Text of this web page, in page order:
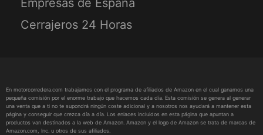
Empresas de España
Cerrajeros 24 Horas
En motorcorredera.com trabajamos con el programa de afiliados de Amazon en el cual ganamos una
pequeña comisión por el enorme trabajo que hacemos cada día. Esta comisión se genera al generar
una venta que a ti no te supondrá ningún coste adicional y a nosotros nos ayudará a mantener esta
página y conseguir que crezca día a día. Los enlaces incluidos en esta página que apuntan a
productos van destinados a la web de Amazon. Amazon y el logo de Amazon se trata de marcas de
Amazon.com, Inc. u otros de sus afiliados.